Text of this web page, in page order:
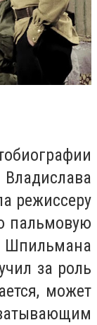
режиссеру
пальмовую
Шпильмана
за роль
может